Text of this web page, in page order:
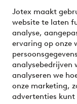
Jotex maakt
website te laten
analyse,
ervaring op onze
analysebedrijven
analyseren we
onze marketing,
advertenties
Veilig
Wil je